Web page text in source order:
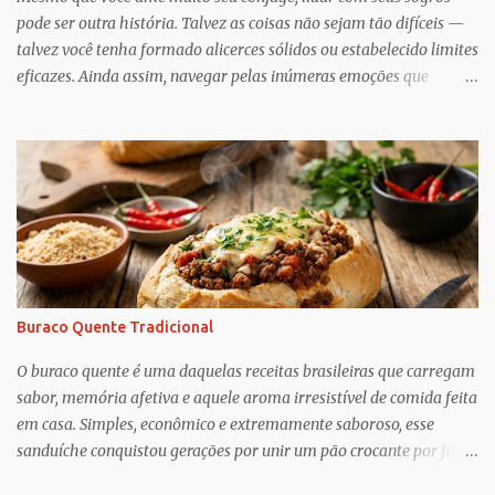
pode ser outra história. Talvez as coisas não sejam tão difíceis —
talvez você tenha formado alicerces sólidos ou estabelecido limites
eficazes. Ainda assim, navegar pelas inúmeras emoções que
professor da Escola de Serviço Social da Universidade de
Maryland. Greif é coautor de In-Law Relationships: Mothers,
Daughters, Fathers, and Sons , para o qual ele e o coautor Michael
Wooley, PhD, MSW, DCSW, entrevistaram mais de 1.500 sogros
para compartilhar como esses relacionamentos, embora às vezes
complicados, também pode ser gratificante e
reconfortante. Embora a cultura popular e as narrativas sociais
nos façam acreditar que os relacionamentos familiares dão muito
trabalho para manter e podem ser confusos (quem assistiu The
Undoing ?), o que Greif descobriu é mais esperançoso:...
Buraco Quente Tradicional
O buraco quente é uma daquelas receitas brasileiras que carregam
sabor, memória afetiva e aquele aroma irresistível de comida feita
em casa. Simples, econômico e extremamente saboroso, esse
sanduíche conquistou gerações por unir um pão crocante por fora